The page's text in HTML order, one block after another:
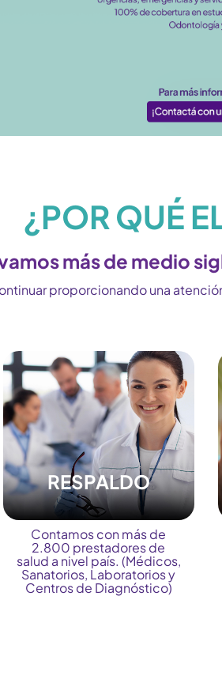
¿POR QUÉ
más de medio
proporcionando una
RESPALDO
Contamos con más de
2.800 prestadores de
salud a nivel país. (Médicos,
Sanatorios, Laboratorios y
Centros de Diagnóstico)